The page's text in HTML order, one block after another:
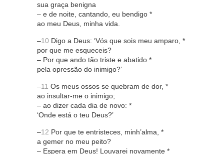
sua graça benigna
– e de noite, cantando, eu bendigo *
ao meu Deus, minha vida.
–10 Digo a Deus: ‘Vós que sois meu amparo, *
por que me esqueceis?
– Por que ando tão triste e abatido *
pela opressão do inimigo?’
–11 Os meus ossos se quebram de dor, *
ao insultar-me o inimigo;
– ao dizer cada dia de novo: *
‘Onde está o teu Deus?’
–12 Por que te entristeces, minh’alma, *
a gemer no meu peito?
– Espera em Deus! Louvarei novamente *